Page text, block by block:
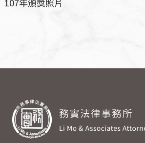
107年頒獎照片